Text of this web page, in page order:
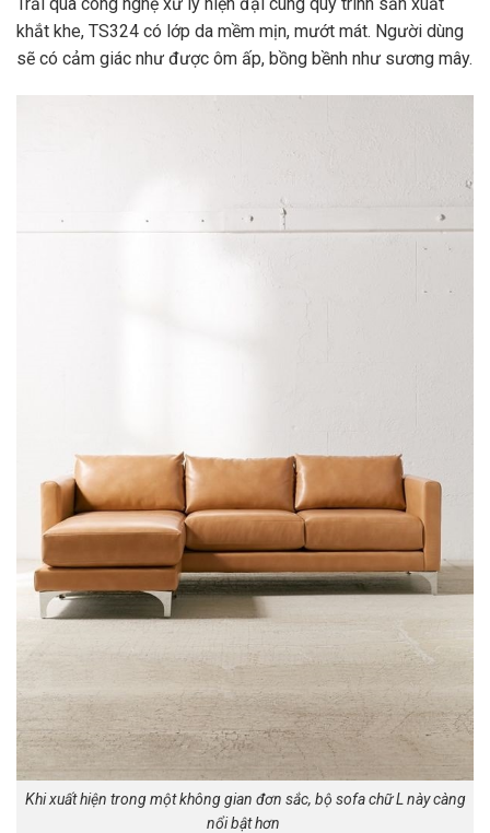
Trải qua công nghệ xử lý hiện đại cùng quy trình sản xuất
khắt khe, TS324 có lớp da mềm mịn, mướt mát. Người dùng
sẽ có cảm giác như được ôm ấp, bồng bềnh như sương mây.
Khi xuất hiện trong một không gian đơn sắc, bộ sofa chữ L này càng
nổi bật hơn